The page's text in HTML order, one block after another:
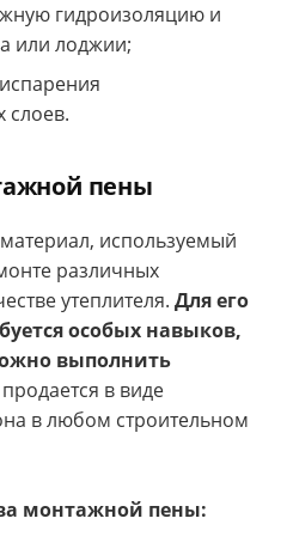
гидроизоляцию и
или лоджии;
слоев.
пены
используемый
различных
утеплителя. Для его
особых навыков,
выполнить
в виде
в любом строительном
монтажной пены: